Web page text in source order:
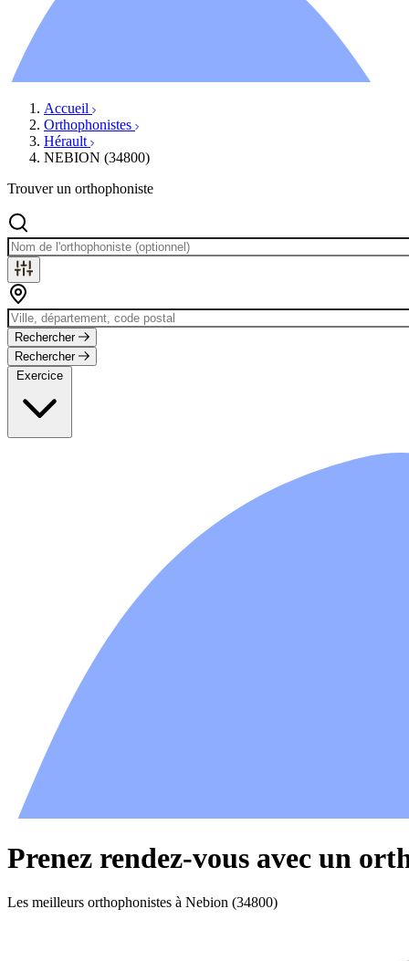
Évènements
Accueil
Orthophonistes
Hérault
NEBION (34800)
Trouver un orthophoniste
Rechercher
Rechercher
Exercice
Prenez rendez-vous avec un
Les meilleurs orthophonistes à Nebion (34800)